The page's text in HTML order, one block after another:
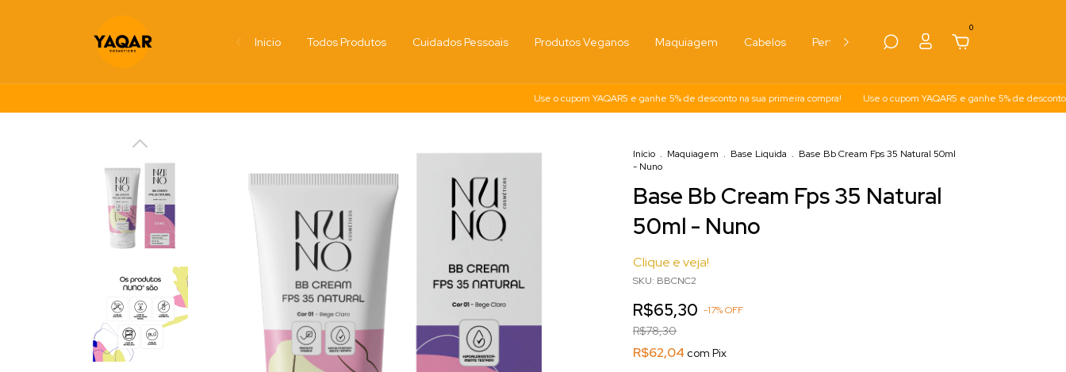
Inicio Todos Produtos Cuidados Pessoais Produtos Veganos Maquiagem Cabelos Perfumes Kits
0
Use o cupom YAQAR5 e ganhe 5% de desconto na sua primeira compra! Use o cupom YAQAR5 e ganhe 5% de desconto na
Início . Maquiagem . Base Liquida . Base Bb Cream Fps 35 Natural 50ml
- Nuno
Base Bb Cream Fps 35 Natural
50ml - Nuno
Clique e veja!
SKU: BBCNC2
R$65,30 -17%OFF
R$78,30
R$62,04 com Pix